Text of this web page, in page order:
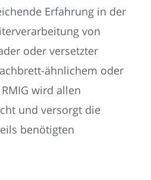
Erfahrung in der
von
oder versetzter
ähnlichem oder
wird allen
und versorgt die
benötigten